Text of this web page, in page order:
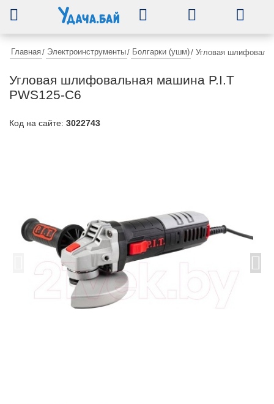
Главная/ Электроинструменты/ Болгарки (ушм)/ Угловая
Угловая шлифовальная машина P.I.T
PWS125-C6
Код на сайте: 3022743